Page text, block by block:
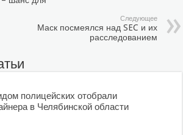
Следующее
Маск посмеялся над SEC и их
расследованием
полицейских отобрали
в Челябинской области